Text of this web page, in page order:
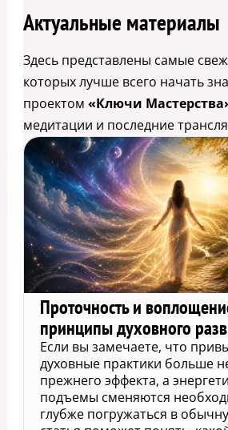
Актуальные материалы
Здесь представлены самые
которых лучше всего начать
проектом «Ключи
медитации и последние
Проточность и
принципы духовного
Если вы замечаете, что
духовные практики больше
прежнего эффекта, а
подъемы сменяются
глубже погружаться в